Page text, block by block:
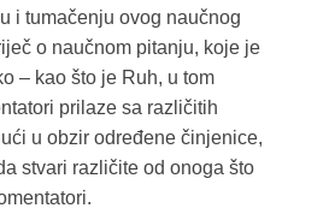
i tumačenju ovog naučnog
o naučnom pitanju, koje je
– kao što je Ruh, u tom
prilaze sa različitih
u obzir određene činjenice,
stvari različite od onoga što